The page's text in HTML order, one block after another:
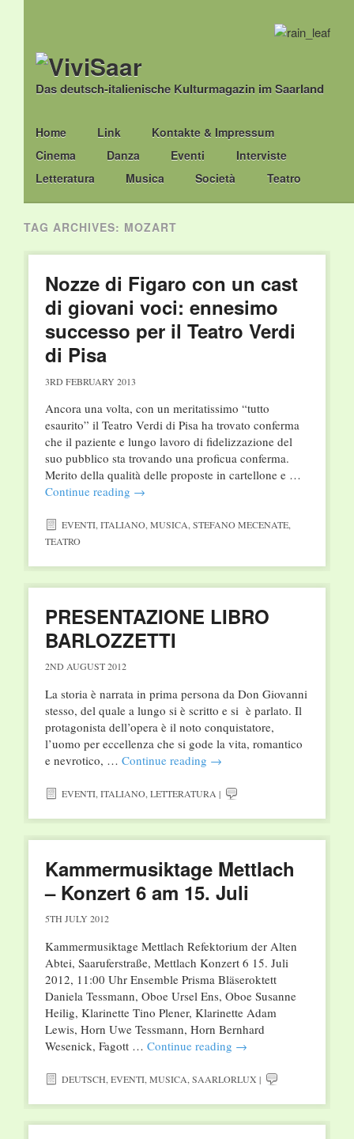
Das deutsch-italienische Kulturmagazin im Saarland
Main menu
Skip
to
content
Home Link
Kontakte & Impressum
Cinema
Danza Eventi
Interviste
Letteratura
Musica Società Teatro
TAG ARCHIVES: MOZART
Nozze di Figaro con un cast
di giovani voci: ennesimo
successo per il Teatro Verdi
di Pisa
3RD FEBRUARY 2013
Ancora una volta, con un meritatissimo “tutto
esaurito” il Teatro Verdi di Pisa ha trovato conferma
che il paziente e lungo lavoro di fidelizzazione del
suo pubblico sta trovando una proficua conferma.
Merito della qualità delle proposte in cartellone e …
Continue reading →
EVENTI,ITALIANO,MUSICA,STEFANO MECENATE,
TEATRO
PRESENTAZIONE LIBRO
BARLOZZETTI
2ND AUGUST 2012
La storia è narrata in prima persona da Don Giovanni
stesso, del quale a lungo si è scritto e si è parlato. Il
protagonista dell’opera è il noto conquistatore,
l’uomo per eccellenza che si gode la vita, romantico
e nevrotico, … Continue reading →
EVENTI, ITALIANO, LETTERATURA |
Kammermusiktage Mettlach
– Konzert 6 am 15. Juli
5TH JULY 2012
Kammermusiktage Mettlach Refektorium der Alten
Abtei, Saaruferstraße, Mettlach Konzert 6 15. Juli
2012, 11:00 Uhr Ensemble Prisma Bläseroktett
Daniela Tessmann, Oboe Ursel Ens, Oboe Susanne
Heilig, Klarinette Tino Plener, Klarinette Adam
Lewis, Horn Uwe Tessmann, Horn Bernhard
Wesenick, Fagott … Continue reading →
DEUTSCH EVENTI, MUSICA SAARLORLUX |